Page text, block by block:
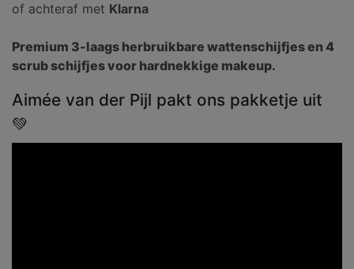
of achteraf met Klarna
Premium 3-laags herbruikbare wattenschijfjes en 4
scrub schijfjes voor hardnekkige makeup.
Aimée van der Pijl pakt ons pakketje uit
💚